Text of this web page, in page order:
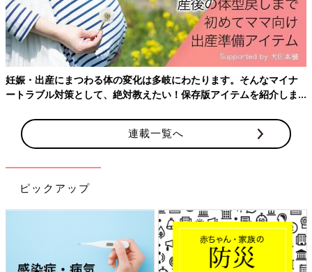
芸人として活動後、放送作家へ転身。夫は芸人・２丁拳銃の修士
さん。現在はバラエティ番組の出演のほか、番組の企画構成、吉
本総合芸能学院（NSC）東京校の講師、漫才執筆、アニメやゲー
ムのシナリオ制作もするなど多方面で活躍中。最新刊に「ハッキ
リものを言って嫌われる人、好かれる人の伝え方」（クロスメデ
ィア・パブリッシング）がある。
妊娠・出産にまつわる体の変化は多岐にわたります。そんなマイナ
ートラブル対策として、絶対教えたい！保存版アイテムを紹介しま
連載一覧へ
ピックアップ